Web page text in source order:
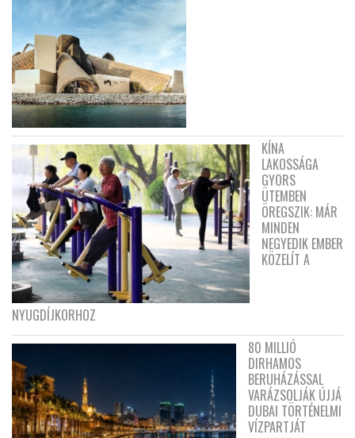
KÍNA
LAKOSSÁGA
GYORS
ÜTEMBEN
ÖREGSZIK: MÁR
MINDEN
NEGYEDIK EMBER
KÖZELÍT A
NYUGDÍJKORHOZ
80 MILLIÓ
DIRHAMOS
BERUHÁZÁSSAL
VARÁZSOLJÁK ÚJJÁ
DUBAI TÖRTÉNELMI
VÍZPARTJÁT